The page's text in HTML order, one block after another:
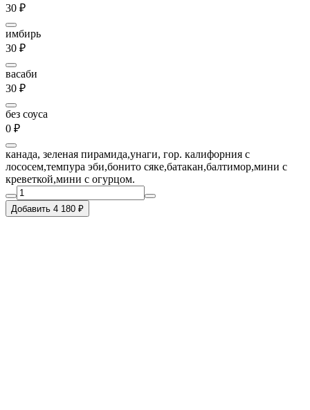
30 ₽
имбирь
30 ₽
васаби
30 ₽
без соуса
0 ₽
канада, зеленая пирамида,унаги, гор. калифорния с
лососем,темпура эби,бонито сяке,батакан,балтимор,мини с
креветкой,мини с огурцом.
Добавить 4 180 ₽